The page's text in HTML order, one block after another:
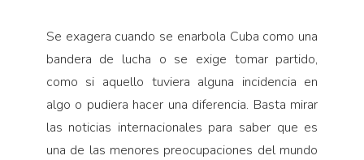
Se exagera cuando se enarbola Cuba como una
bandera de lucha o se exige tomar partido,
como si aquello tuviera alguna incidencia en
algo o pudiera hacer una diferencia. Basta mirar
las noticias internacionales para saber que es
una de las menores preocupaciones del mundo